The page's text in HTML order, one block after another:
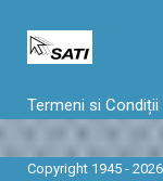
Termeni si Condiții
Copyright 1945 -